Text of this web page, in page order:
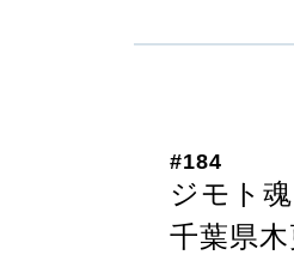
#184
ジモト
千葉県